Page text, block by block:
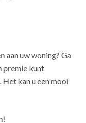
aan uw woning? Ga
premie kunt
Het kan u een mooi